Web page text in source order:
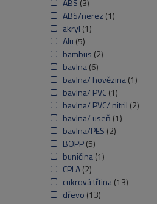
ABS (3)
ABS/nerez (1)
akryl (1)
Alu (5)
bambus (2)
bavlna(6)
bavlna/ hovězina(1)
bavlna/ PVC(1)
bavlna/ PVC/ nitril (2)
bavlna/ useň (1)
bavlna/PES (2)
BOPP(5)
buničina(1)
CPLA(2)
cukrová třtina(13)
dřevo (13)